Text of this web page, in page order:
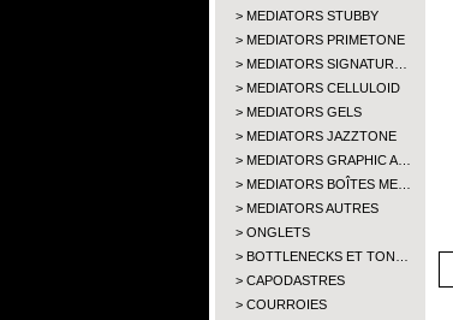
MEDIATORS STUBBY
MEDIATORS PRIMETONE
MEDIATORS SIGNATUR…
MEDIATORS CELLULOID
MEDIATORS GELS
MEDIATORS JAZZTONE
MEDIATORS GRAPHIC A…
MEDIATORS BOÎTES ME…
MEDIATORS AUTRES
ONGLETS
BOTTLENECKS ET TON…
CAPODASTRES
COURROIES